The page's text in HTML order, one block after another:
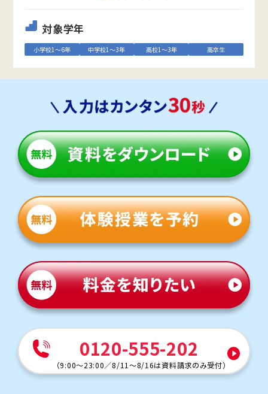
対象学年
小学校1～6年 中学校1～3年 高校1～3年 高卒生
0120-555-202
（9:00～23:00／8/11～8/16は資料請求のみ受付）